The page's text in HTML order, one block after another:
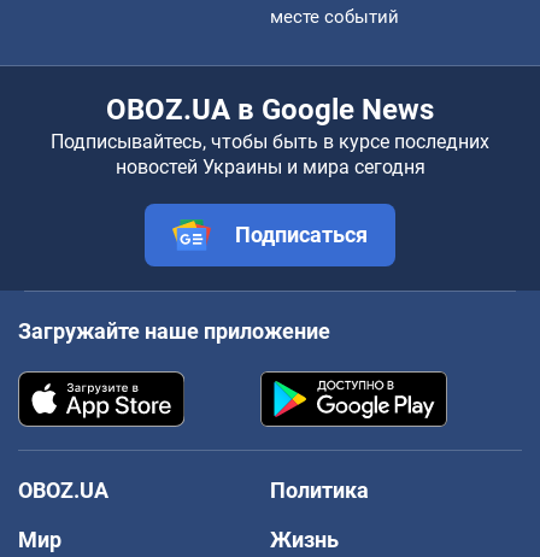
месте событий
OBOZ.UA в Google News
Подписывайтесь, чтобы быть в курсе последних
новостей Украины и мира сегодня
Подписаться
Загружайте наше приложение
OBOZ.UA
Политика
Мир
Жизнь